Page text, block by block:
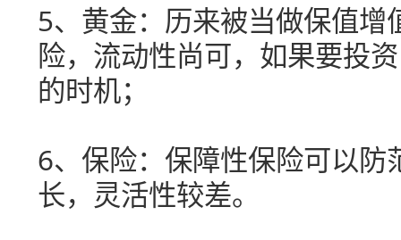
5、黄金：历来被当做保值
险，流动性尚可，如果要投
的时机；
6、保险：保障性保险可以
长，灵活性较差。